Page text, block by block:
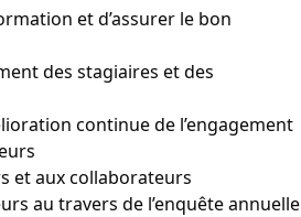
et d’assurer le bon
des stagiaires et des
continue de l’engagement
et aux collaborateurs
au travers de l’enquête annuelle